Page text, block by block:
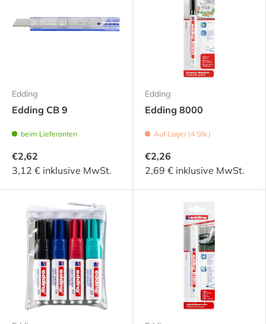
Edding
Edding CB 9
beim Lieferanten
€2,62
3,12 € inklusive MwSt.
Edding
Edding 8000
Auf Lager (4 Stk.)
€2,26
2,69 € inklusive MwSt.